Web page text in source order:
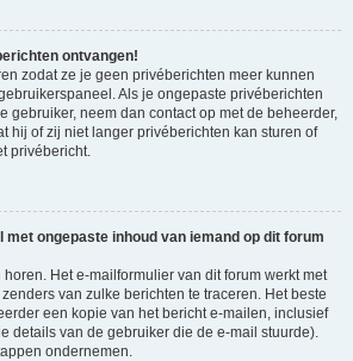
ontvangen!
zodat ze je geen privéberichten meer kunnen
Als je ongepaste privéberichten
gebruiker, neem dan contact op met de beheerder,
hij of zij niet langer privéberichten kan sturen of
privébericht.
met ongepaste inhoud van iemand op dit forum
Het e-mailformulier van dit forum werkt met
van zulke berichten te traceren. Het beste
een kopie van het bericht e-mailen, inclusief
details van de gebruiker die de e-mail stuurde).
ondernemen.